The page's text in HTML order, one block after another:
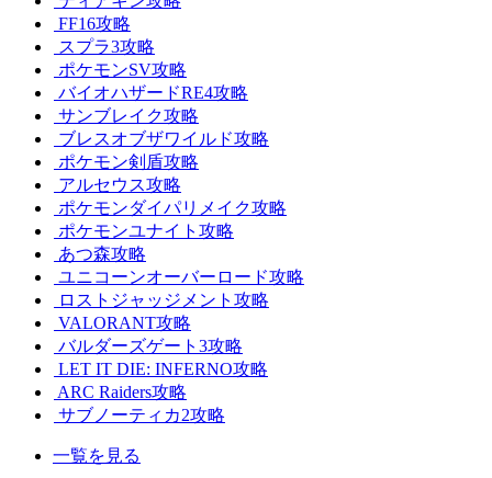
FF16攻略
スプラ3攻略
ポケモンSV攻略
バイオハザードRE4攻略
サンブレイク攻略
ブレスオブザワイルド攻略
ポケモン剣盾攻略
アルセウス攻略
ポケモンダイパリメイク攻略
ポケモンユナイト攻略
あつ森攻略
ユニコーンオーバーロード攻略
ロストジャッジメント攻略
VALORANT攻略
バルダーズゲート3攻略
LET IT DIE: INFERNO攻略
ARC Raiders攻略
サブノーティカ2攻略
一覧を見る